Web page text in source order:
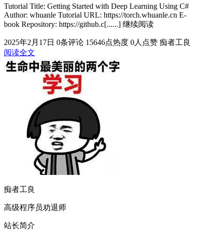
Tutorial Title: Getting Started with Deep Learning Using C#
Author: whuanle Tutorial URL: https://torch.whuanle.cn E-
book Repository: https://github.c[......] 继续阅读
2025年2月17日 0条评论 15646点热度 0人点赞 痴者工良
阅读全文
痴者工良
高级程序员劝退师
站长简介